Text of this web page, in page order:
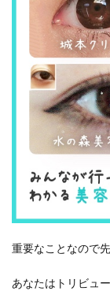
重要なことなので
あなたはトリビュ